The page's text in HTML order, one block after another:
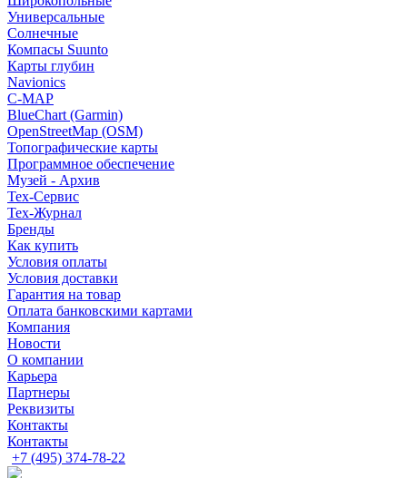
Универсальные
Солнечные
Компасы Suunto
Карты глубин
Navionics
C-MAP
BlueChart (Garmin)
OpenStreetMap (OSM)
Топографические карты
Программное обеспечение
Музей - Архив
Tex-Сервис
Тех-Журнал
Бренды
Как купить
Условия оплаты
Условия доставки
Гарантия на товар
Оплата банковскими картами
Компания
Новости
О компании
Карьера
Партнеры
Реквизиты
Контакты
Контакты
+7 (495) 374-78-22